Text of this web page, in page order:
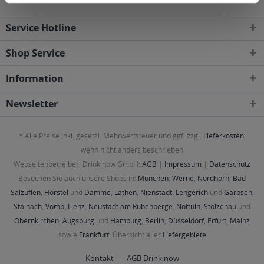
Service Hotline
Shop Service
Information
Newsletter
* Alle Preise inkl. gesetzl. Mehrwertsteuer und ggf. zzgl. Lieferkosten,
wenn nicht anders beschrieben
Webseitenbetreiber: Drink now GmbH: AGB | Impressum | Datenschutz
Besuchen Sie auch unsere Shops in: München, Werne, Nordhorn, Bad
Salzuflen, Hörstel und Damme, Lathen, Nienstädt, Lengerichund Garbsen,
Stainach, Vomp, Lienz, Neustadt am Rübenberge, Nottuln, Stolzenau und
Obernkirchen, Augsburg und Hamburg, Berlin, Düsseldorf, Erfurt, Mainz
sowie Frankfurt. Übersicht aller Liefergebiete
Kontakt AGB Drink now